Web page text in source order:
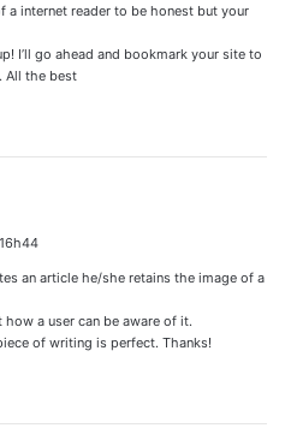
a internet reader to be honest but your
I’ll go ahead and bookmark your site to
All the best
an article he/she retains the image of a
a user can be aware of it.
of writing is perfect. Thanks!